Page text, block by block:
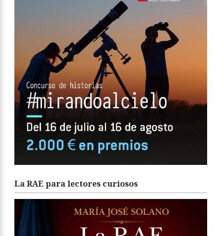
La RAE para lectores curiosos